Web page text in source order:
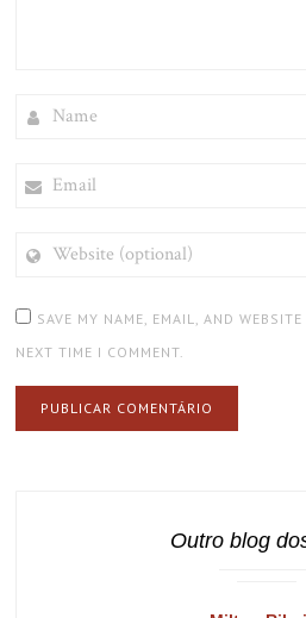
(OPTIONAL)
SAVE MY NAME, EMAIL, AND
NEXT TIME I COMMENT.
Outro blog